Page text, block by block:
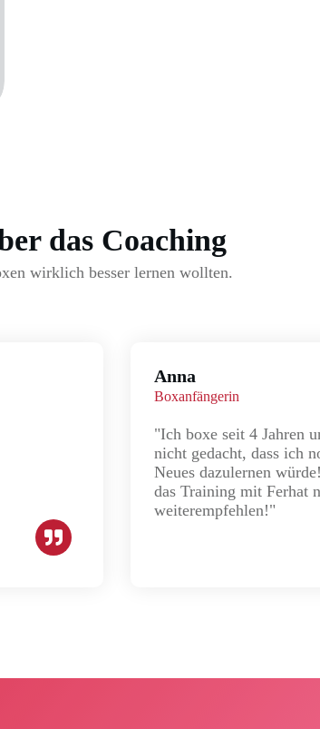
das Coaching
wirklich besser lernen wollten.
Anna
Boxanfängerin
"Ich boxe seit 4 Jahren
nicht gedacht, dass ich
Neues dazulernen
das Training mit Ferhat
weiterempfehlen!"